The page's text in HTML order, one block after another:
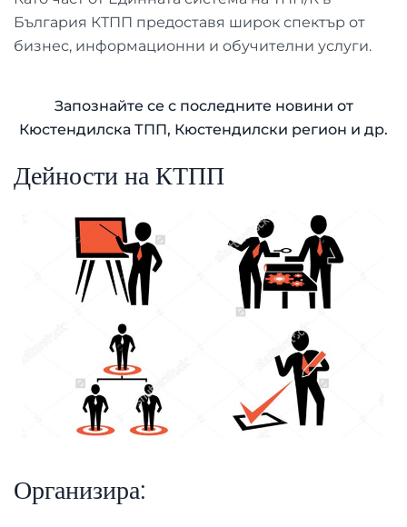
България КТПП предоставя широк спектър от
бизнес, информационни и обучителни услуги.
Запознайте се с последните новини от
Кюстендилска ТПП, Кюстендилски регион и др.
Дейности на КТПП
Организира: